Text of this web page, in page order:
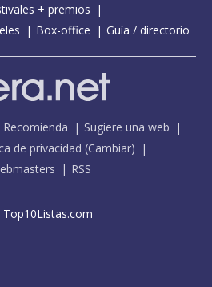
+ premios
Box-office Guía / directorio
Recomienda
Sugiere una web
de privacidad (Cambiar)
RSS
Top10Listas.com